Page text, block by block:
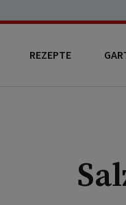
REZEPTE